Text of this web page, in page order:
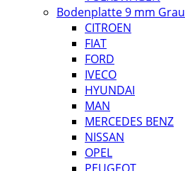
Bodenplatte 9 mm Grau
CITROEN
FIAT
FORD
IVECO
HYUNDAI
MAN
MERCEDES BENZ
NISSAN
OPEL